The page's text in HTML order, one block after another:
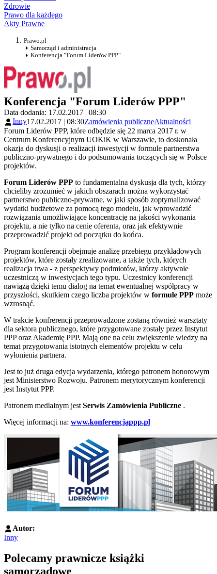
Zdrowie
Prawo dla każdego
Akty Prawne
Prawo.pl
Samorząd i administracja
Konferencja "Forum Liderów PPP"
Konferencja "Forum Liderów PPP"
Data dodania: 17.02.2017 | 08:30
Inny17.02.2017 | 08:30Zamówienia publiczneAktualności
Forum Liderów PPP, które odbędzie się 22 marca 2017 r. w
Centrum Konferencyjnym UOKiK w Warszawie, to doskonała
okazja do dyskusji o realizacji inwestycji w formule partnerstwa
publiczno-prywatnego i do podsumowania toczących się w Polsce
projektów.
Forum Liderów PPP to fundamentalna dyskusja dla tych, którzy
chcieliby zrozumieć w jakich obszarach można wykorzystać
partnerstwo publiczno-prywatne, w jaki sposób zoptymalizować
wydatki budżetowe za pomocą tego modelu, jak wprowadzić
rozwiązania umożliwiające koncentrację na jakości wykonania
projektu, a nie tylko na cenie oferenta, oraz jak efektywnie
przeprowadzić projekt od początku do końca.
Program konferencji obejmuje analizę przebiegu przykładowych
projektów, które zostały zrealizowane, a także tych, których
realizacja trwa - z perspektywy podmiotów, którzy aktywnie
uczestniczą w inwestycjach tego typu. Uczestnicy konferencji
nawiążą dzięki temu dialog na temat ewentualnej współpracy w
przyszłości, skutkiem czego liczba projektów w formule PPP może
wzrosnąć.
W trakcie konfrerencji przeprowadzone zostaną również warsztaty
dla sektora publicznego, które przygotowane zostały przez Instytut
PPP oraz Akademię PPP. Mają one na celu zwiększenie wiedzy na
temat przygotowania istotnych elementów projektu w celu
wyłonienia partnera.
Jest to już druga edycja wydarzenia, którego patronem honorowym
jest Ministerstwo Rozwoju. Patronem merytorycznym konferencji
jest Instytut PPP.
Patronem medialnym jest Serwis Zamówienia Publiczne .
Więcej informacji na: www.konferencjappp.pl
Autor:
Inny
Polecamy prawnicze książki
samorządowe